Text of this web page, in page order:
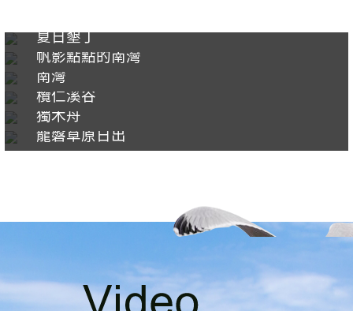
夏日墾丁
帆影點點的南灣
南灣
欖仁溪谷
獨木舟
龍磐草原日出